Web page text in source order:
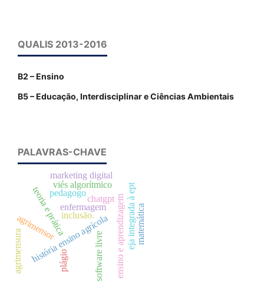
QUALIS 2013-2016
B2 – Ensino
B5 – Educação, Interdisciplinar e Ciências Ambientais
PALAVRAS-CHAVE
história ensino agrícola
plágio software livre ensino e aprendizagem
teoria e práticapedagogo
inclusão. eja integrada à ept
viés algorítmico
matemática
chatgpt
marketing digital
enfermagem
agrimensor
agrimensura